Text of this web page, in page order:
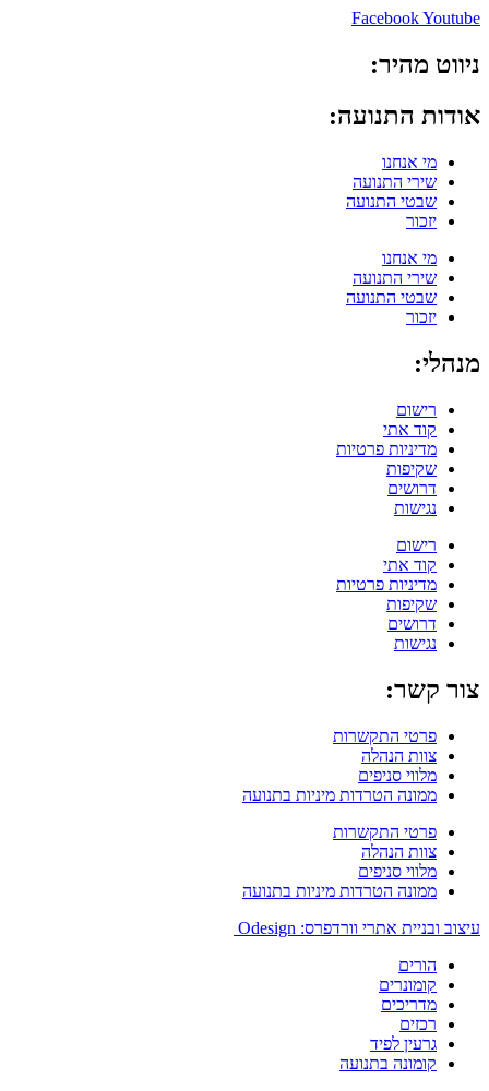
FacebookYoutube
ניווט מהיר:
אודות התנועה:
מי אנחנו
שירי התנועה
שבטי התנועה
יזכור
מי אנחנו
שירי התנועה
שבטי התנועה
יזכור
מנהלי:
רישום
קוד אתי
מדיניות פרטיות
שקיפות
דרושים
נגישות
רישום
קוד אתי
מדיניות פרטיות
שקיפות
דרושים
נגישות
צור קשר:
פרטי התקשרות
צוות הנהלה
מלווי סניפים
ממונה הטרדות מיניות בתנועה
פרטי התקשרות
צוות הנהלה
מלווי סניפים
ממונה הטרדות מיניות בתנועה
עיצוב ובניית אתרי וורדפרס: Odesign
הורים
קומונרים
מדריכים
רכזים
גרעין לפיד
קומונה בתנועה